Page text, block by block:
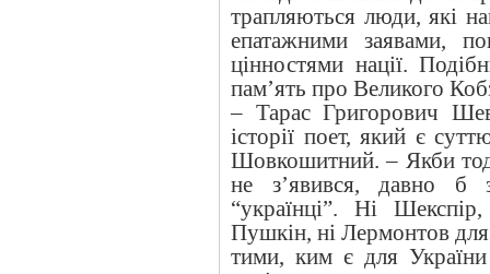
трапляються люди, які
епатажними заявами,
цінностями нації.
пам’ять про Великого
– Тарас Григорович
історії поет, який є
Шовкошитний. – Якби
не з’явився, давно б
“українці”. Ні
Пушкін, ні Лермонтов для
тими, ким є для